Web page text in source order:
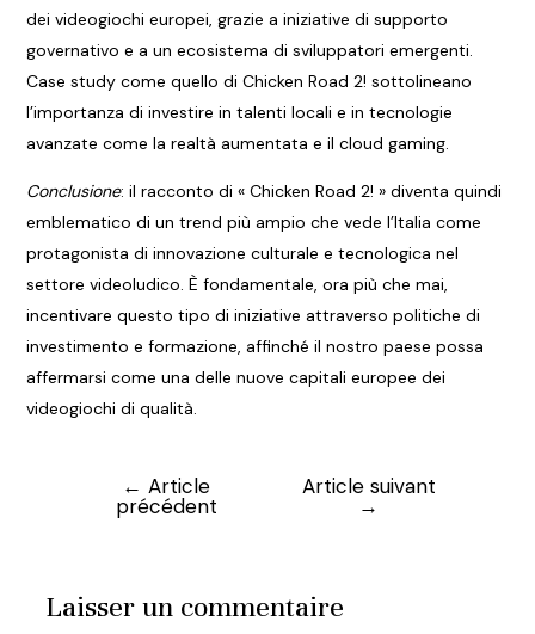
dei videogiochi europei, grazie a iniziative di supporto
governativo e a un ecosistema di sviluppatori emergenti.
Case study come quello di Chicken Road 2! sottolineano
l’importanza di investire in talenti locali e in tecnologie
avanzate come la realtà aumentata e il cloud gaming.
Conclusione: il racconto di « Chicken Road 2! » diventa quindi
emblematico di un trend più ampio che vede l’Italia come
protagonista di innovazione culturale e tecnologica nel
settore videoludico. È fondamentale, ora più che mai,
incentivare questo tipo di iniziative attraverso politiche di
investimento e formazione, affinché il nostro paese possa
affermarsi come una delle nuove capitali europee dei
videogiochi di qualità.
Navigation
← Article
précédent
Article suivant
→
Laisser un commentaire